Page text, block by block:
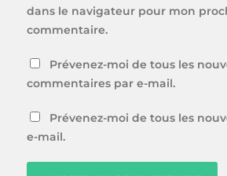
dans le navigateur pour mon
commentaire.
Prévenez-moi de tous les
commentaires par e-mail.
Prévenez-moi de tous les
e-mail.